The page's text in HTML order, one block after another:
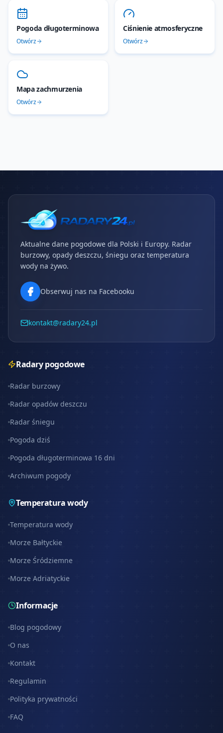
Pogoda długoterminowa
Otwórz
Ciśnienie atmosferyczne
Otwórz
Mapa zachmurzenia
Otwórz
Aktualne dane pogodowe dla Polski i Europy. Radar
burzowy, opady deszczu, śniegu oraz temperatura
wody na żywo.
Obserwuj nas na Facebooku
kontakt@radary24.pl
Radary pogodowe
Radar burzowy
Radar opadów deszczu
Radar śniegu
Pogoda dziś
Pogoda długoterminowa 16 dni
Archiwum pogody
Temperatura wody
Temperatura wody
Morze Bałtyckie
Morze Śródziemne
Morze Adriatyckie
Informacje
Blog pogodowy
O nas
Kontakt
Regulamin
Polityka prywatności
FAQ